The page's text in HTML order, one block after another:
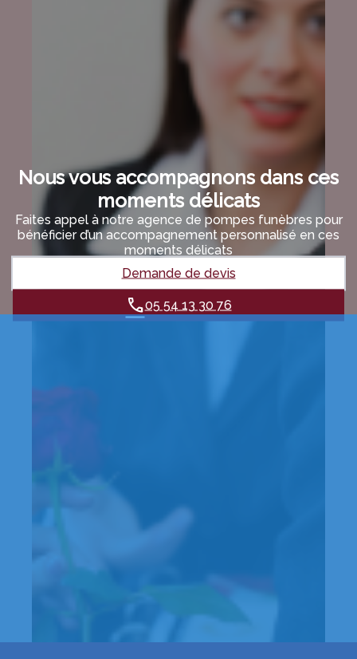
Nous vous accompagnons dans ces
moments délicats
Faites appel à notre agence de pompes funèbres pour
bénéficier d’un accompagnement personnalisé en ces
moments délicats
Demande de devis
05 54 13 30 76